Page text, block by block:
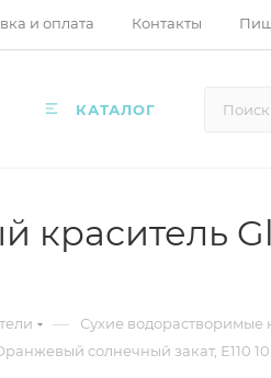
и оплата Контакты
КАТАЛОГ
краситель
— Сухие водорастворимые
солнечный закат, Е110